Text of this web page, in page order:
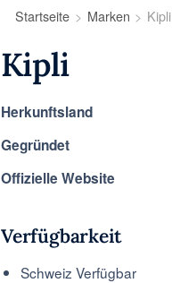
Startseite Marken Kipli
Kipli
Herkunftsland
Gegründet
Offizielle Website
Verfügbarkeit
Schweiz Verfügbar